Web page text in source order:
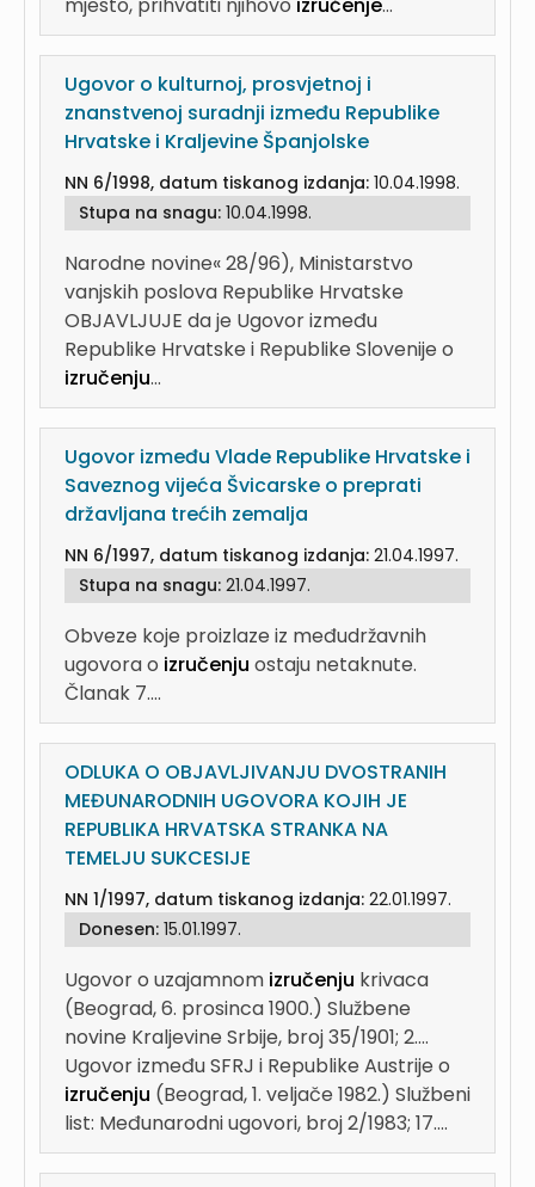
Ugovor o kulturnoj, prosvjetnoj i
znanstvenoj suradnji između Republike
Hrvatske i Kraljevine Španjolske
NN 6/1998, datum tiskanog izdanja: 10.04.1998.
Stupa na snagu: 10.04.1998.
Narodne novine« 28/96), Ministarstvo
vanjskih poslova Republike Hrvatske
OBJAVLJUJE da je Ugovor između
Republike Hrvatske i Republike Slovenije o
izručenju...
Ugovor između Vlade Republike Hrvatske i
Saveznog vijeća Švicarske o preprati
državljana trećih zemalja
NN 6/1997, datum tiskanog izdanja: 21.04.1997.
Stupa na snagu: 21.04.1997.
Obveze koje proizlaze iz međudržavnih
ugovora o izručenju ostaju netaknute.
Članak 7....
ODLUKA O OBJAVLJIVANJU DVOSTRANIH
MEĐUNARODNIH UGOVORA KOJIH JE
REPUBLIKA HRVATSKA STRANKA NA
TEMELJU SUKCESIJE
NN 1/1997, datum tiskanog izdanja: 22.01.1997.
Donesen: 15.01.1997.
Ugovor o uzajamnom izručenju krivaca
(Beograd, 6. prosinca 1900.) Službene
novine Kraljevine Srbije, broj 35/1901; 2....
Ugovor između SFRJ i Republike Austrije o
izručenju (Beograd, 1. veljače 1982.) Službeni
list: Međunarodni ugovori, broj 2/1983; 17....